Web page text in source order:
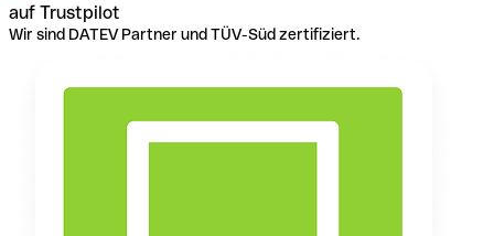
auf Trustpilot
Wir sind DATEV Partner und TÜV-Süd zertifiziert.